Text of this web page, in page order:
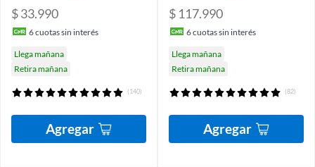
$ 33.990
6cuotas sin interés
Llega mañana
Retira mañana
(140)
Agregar
$ 117.990
6cuotas sin interés
Llega mañana
Retira mañana
(82)
Agregar